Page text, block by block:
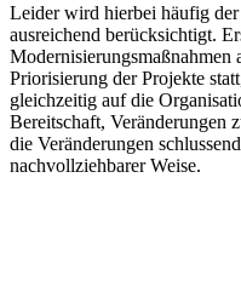
Leider wird hierbei häufig
ausreichend berücksichtigt.
Modernisierungsmaßnahmen
Priorisierung der Projekte
gleichzeitig auf die
Bereitschaft, Veränderungen
die Veränderungen
nachvollziehbarer Weise.